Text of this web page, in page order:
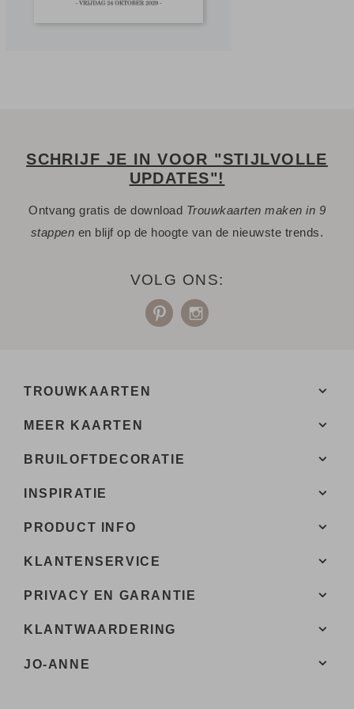
SCHRIJF JE IN VOOR "STIJLVOLLE
UPDATES"!
Ontvang gratis de download Trouwkaarten maken in 9
stappen en blijf op de hoogte van de nieuwste trends.
VOLG ONS:
TROUWKAARTEN
MEER KAARTEN
BRUILOFTDECORATIE
INSPIRATIE
PRODUCT INFO
KLANTENSERVICE
PRIVACY EN GARANTIE
KLANTWAARDERING
JO-ANNE